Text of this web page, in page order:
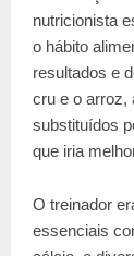
nutricionista
o hábito
resultados e
cru e o arroz,
substituídos
que iria
O treinador
essenciais